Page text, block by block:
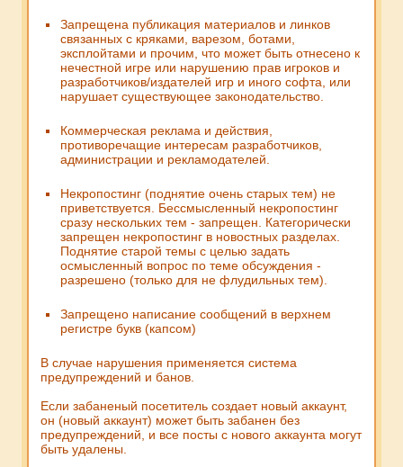
Запрещена публикация материалов и линков
связанных с кряками, варезом, ботами,
эксплойтами и прочим, что может быть отнесено к
нечестной игре или нарушению прав игроков и
разработчиков/издателей игр и иного софта, или
нарушает существующее законодательство.
Коммерческая реклама и действия,
противоречащие интересам разработчиков,
администрации и рекламодателей.
Некропостинг (поднятие очень старых тем) не
приветствуется. Бессмысленный некропостинг
сразу нескольких тем - запрещен. Категорически
запрещен некропостинг в новостных разделах.
Поднятие старой темы с целью задать
осмысленный вопрос по теме обсуждения -
разрешено (только для не флудильных тем).
Запрещено написание сообщений в верхнем
регистре букв (капсом)
В случае нарушения применяется система
предупреждений и банов.
Если забаненый посетитель создает новый аккаунт,
он (новый аккаунт) может быть забанен без
предупреждений, и все посты с нового аккаунта могут
быть удалены.